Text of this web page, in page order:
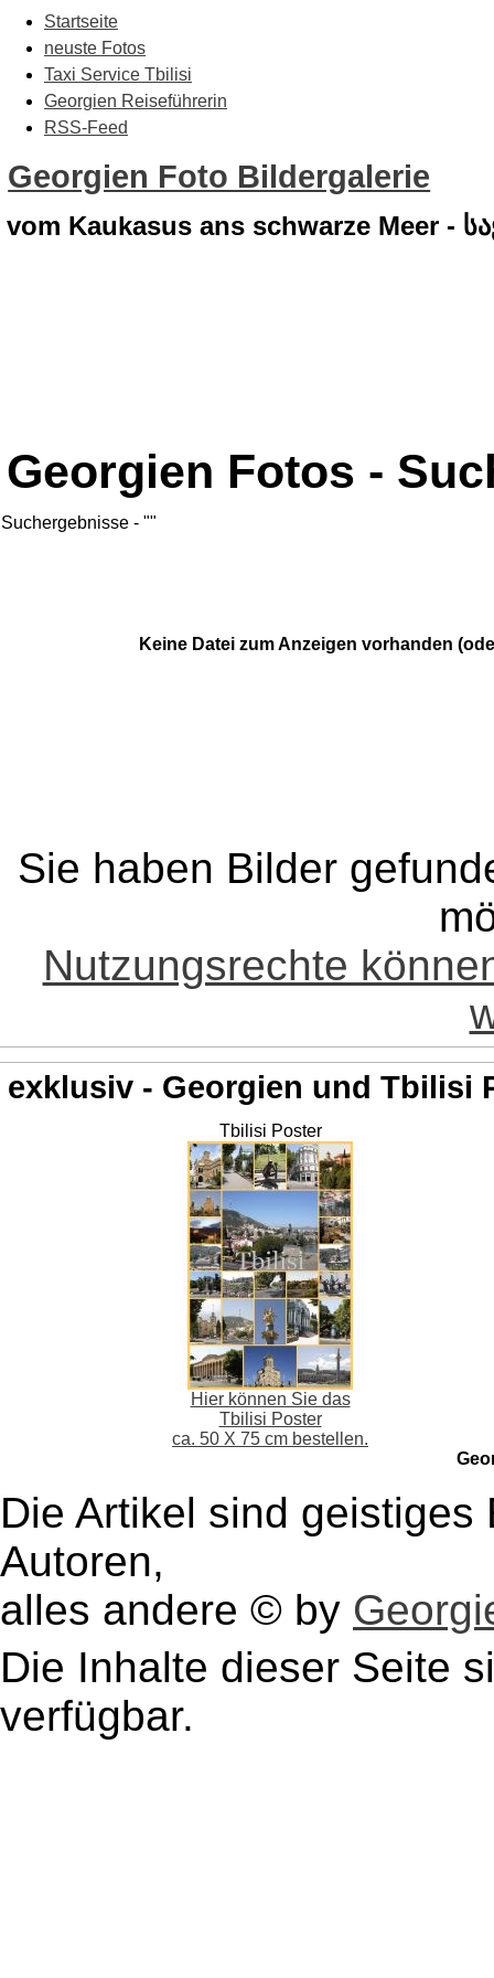
Startseite
neuste Fotos
Taxi Service Tbilisi
Georgien Reiseführerin
RSS-Feed
Georgien Foto Bildergalerie
vom Kaukasus ans schwarze Meer -
Georgien Fotos -
Suchergebnisse - ""
Keine Datei zum Anzeigen vorhanden
Sie haben Bilder
Nutzungsrechte
exklusiv - Georgien und Tbilisi
Tbilisi Poster
Hier können Sie das
Tbilisi Poster
ca. 50 X 75 cm bestellen.
Die Artikel sind
Autoren,
alles andere © by
Die Inhalte dieser Seite
verfügbar.